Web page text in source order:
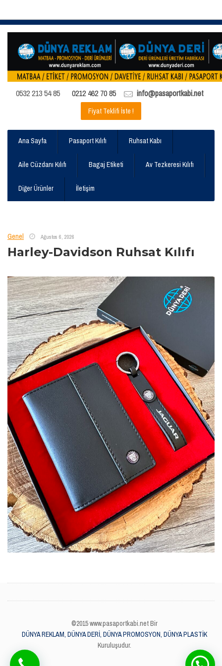
0532 213 54 85 0212 462 70 85 info@pasaportkabi.net
Fiyat Teklifi İste !
Ana Sayfa Pasaport Kılıfı Ruhsat Kabı
Aile Cüzdanı Kılıfı Bagaj Etiketi Av Tezkeresi Kılıfı
Diğer Ürünler İletişim
Genel Ağustos 6, 2026
Harley-Davidson Ruhsat Kılıfı
©2015 www.pasaportkabi.net Bir
DÜNYA REKLAM, DÜNYA DERİ, DÜNYA PROMOSYON, DÜNYA PLASTİK
Kuruluşudur.